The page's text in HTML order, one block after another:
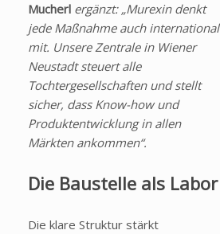
Mucherl ergänzt: „Murexin denkt
jede Maßnahme auch international
mit. Unsere Zentrale in Wiener
Neustadt steuert alle
Tochtergesellschaften und stellt
sicher, dass Know-how und
Produktentwicklung in allen
Märkten ankommen“.
Die Baustelle als Labor
Die klare Struktur stärkt